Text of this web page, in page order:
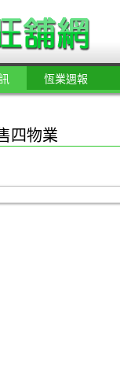
恆業週報
四物業